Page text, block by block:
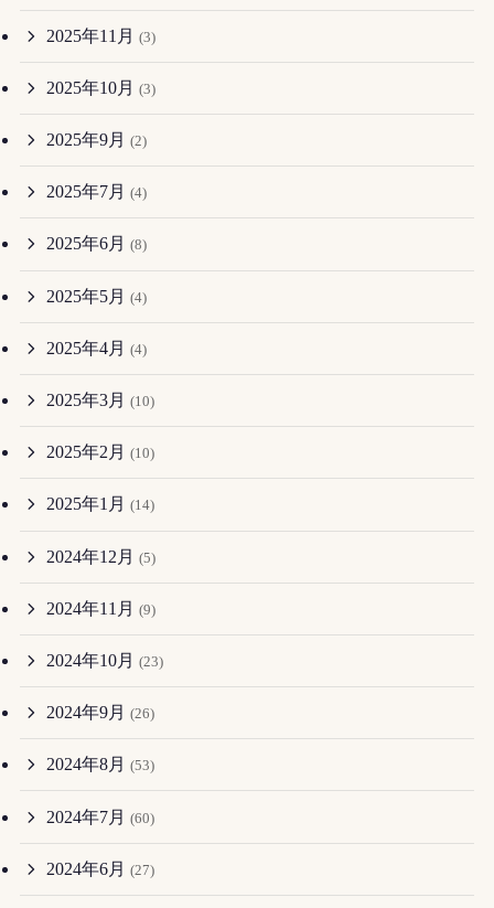
2025年11月 (3)
2025年10月 (3)
2025年9月 (2)
2025年7月 (4)
2025年6月 (8)
2025年5月 (4)
2025年4月 (4)
2025年3月 (10)
2025年2月 (10)
2025年1月 (14)
2024年12月 (5)
2024年11月 (9)
2024年10月 (23)
2024年9月 (26)
2024年8月 (53)
2024年7月 (60)
2024年6月 (27)